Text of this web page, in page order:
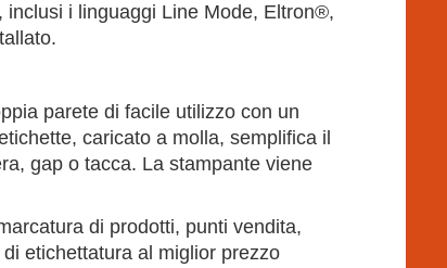
i linguaggi Line Mode, Eltron®,
parete di facile utilizzo con un
caricato a molla, semplifica il
gap o tacca. La stampante viene
di prodotti, punti vendita,
etichettatura al miglior prezzo